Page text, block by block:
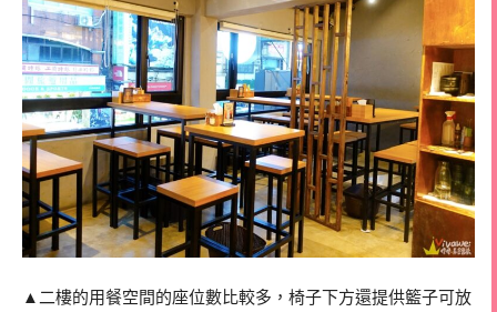
▲二樓的用餐空間的座位數比較多，椅子下方還提供籃子可放